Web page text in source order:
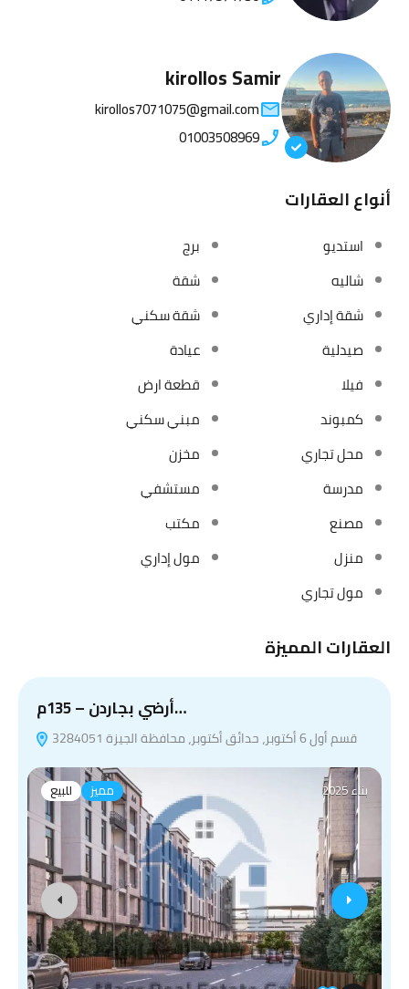
kirollos Samir
kirollos7071075@gmail.com
01003508969
أنواع العقارات
استديو
برج
شاليه
شقة
شقة إداري
شقة سكني
صيدلية
عيادة
فيلا
قطعة ارض
كمبوند
مبني سكني
محل تجاري
مخزن
مدرسة
مستشفي
مصنع
مكتب
منزل
مول إداري
مول تجاري
العقارات المميزة
أرضي بجاردن – 135م…
قسم أول 6 أكتوبر، حدائق أكتوبر، محافظة الجيزة 3284051
للبيع مميز بناء 2025